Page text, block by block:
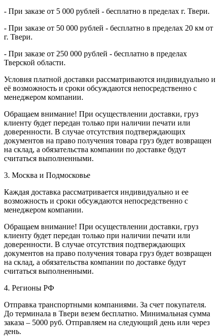
- При заказе от 5 000 рублей - бесплатно в пределах г. Твери.
- При заказе от 50 000 рублей - бесплатно в пределах 20 км от
г. Твери.
- При заказе от 250 000 рублей - бесплатно в пределах
Тверской области.
Условия платной доставки рассматриваются индивидуально и
её возможность и сроки обсуждаются непосредственно с
менеджером компании.
Обращаем внимание! При осуществлении доставки, груз
клиенту будет передан только при наличии печати или
доверенности. В случае отсутствия подтверждающих
документов на право получения товара груз будет возвращен
на склад, а обязательства компании по доставке будут
считаться выполненными.
3. Москва и Подмосковье
Каждая доставка рассматривается индивидуально и ее
возможность и сроки обсуждаются непосредственно с
менеджером компании.
Обращаем внимание! При осуществлении доставки, груз
клиенту будет передан только при наличии печати или
доверенности. В случае отсутствия подтверждающих
документов на право получения товара груз будет возвращен
на склад, а обязательства компании по доставке будут
считаться выполненными.
4. Регионы РФ
Отправка транспортными компаниями. За счет покупателя.
До терминала в Твери везем бесплатно. Минимальная сумма
заказа – 5000 руб. Отправляем на следующий день или через
день.